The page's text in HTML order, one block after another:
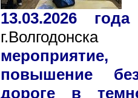
13.03.2026
повышение
дороге в